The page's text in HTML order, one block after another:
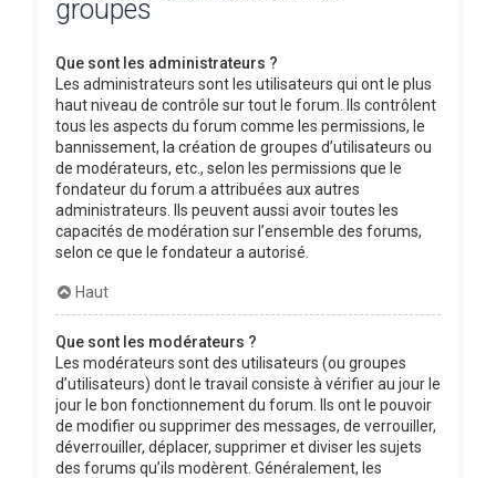
groupes
Que sont les administrateurs ?
Les administrateurs sont les utilisateurs qui ont le plus
haut niveau de contrôle sur tout le forum. Ils contrôlent
tous les aspects du forum comme les permissions, le
bannissement, la création de groupes d’utilisateurs ou
de modérateurs, etc., selon les permissions que le
fondateur du forum a attribuées aux autres
administrateurs. Ils peuvent aussi avoir toutes les
capacités de modération sur l’ensemble des forums,
selon ce que le fondateur a autorisé.
Haut
Que sont les modérateurs ?
Les modérateurs sont des utilisateurs (ou groupes
d’utilisateurs) dont le travail consiste à vérifier au jour le
jour le bon fonctionnement du forum. Ils ont le pouvoir
de modifier ou supprimer des messages, de verrouiller,
déverrouiller, déplacer, supprimer et diviser les sujets
des forums qu’ils modèrent. Généralement, les